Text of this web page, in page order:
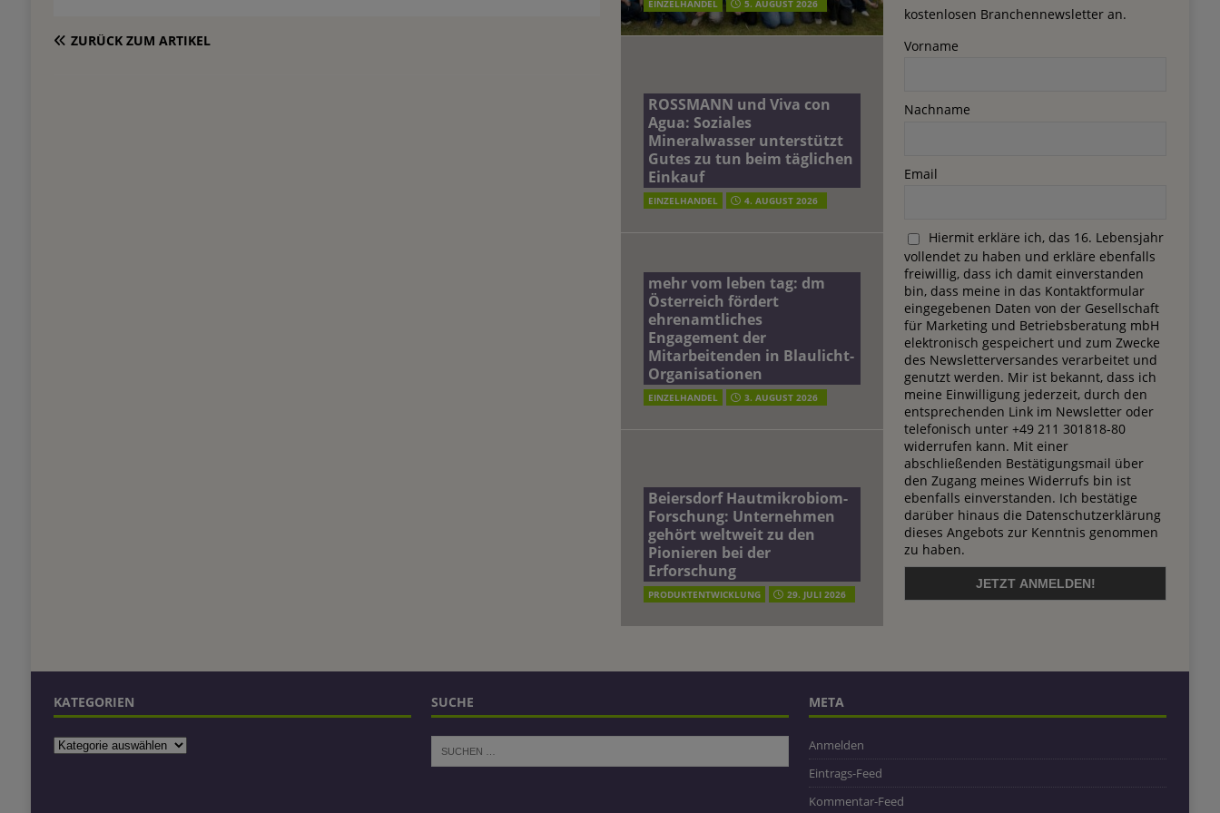
ZURÜCK ZUM ARTIKEL
EINZELHANDEL 5. AUGUST 2026
ROSSMANN und Viva con
Agua: Soziales
Mineralwasser unterstützt
Gutes zu tun beim täglichen
Einkauf
EINZELHANDEL 4. AUGUST 2026
mehr vom leben tag: dm
Österreich fördert
ehrenamtliches
Engagement der
Mitarbeitenden in Blaulicht-
Organisationen
EINZELHANDEL 3. AUGUST 2026
Beiersdorf Hautmikrobiom-
Forschung: Unternehmen
gehört weltweit zu den
Pionieren bei der
Erforschung
PRODUKTENTWICKLUNG 29. JULI 2026
kostenlosen Branchennewsletter an.
Vorname
Nachname
Email
Hiermit erkläre ich, das 16. Lebensjahr
vollendet zu haben und erkläre ebenfalls
freiwillig, dass ich damit einverstanden
bin, dass meine in das Kontaktformular
eingegebenen Daten von der Gesellschaft
für Marketing und Betriebsberatung mbH
elektronisch gespeichert und zum Zwecke
des Newsletterversandes verarbeitet und
genutzt werden. Mir ist bekannt, dass ich
meine Einwilligung jederzeit, durch den
entsprechenden Link im Newsletter oder
telefonisch unter +49 211 301818-80
widerrufen kann. Mit einer
abschließenden Bestätigungsmail über
den Zugang meines Widerrufs bin ist
ebenfalls einverstanden. Ich bestätige
darüber hinaus die Datenschutzerklärung
dieses Angebots zur Kenntnis genommen
zu haben.
KATEGORIEN SUCHE META
Anmelden
Eintrags-Feed
Kommentar-Feed